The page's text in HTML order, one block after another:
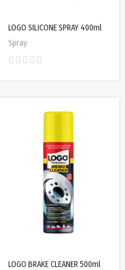
LOGO SILICONE SPRAY 400ml
Spray
LOGO BRAKE CLEANER 500ml